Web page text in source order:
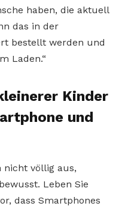
haben, die aktuell
das in der
bestellt werden und
Laden.“
Kinder
und
nicht völlig aus,
Leben Sie
dass Smartphones